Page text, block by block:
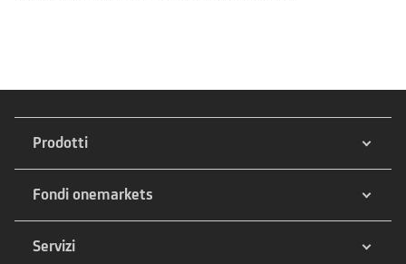
Prodotti
Fondi onemarkets
Servizi